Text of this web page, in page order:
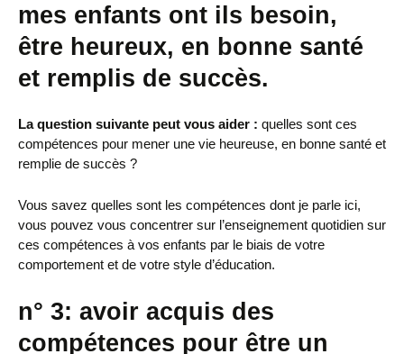
mes enfants ont ils besoin,
être heureux, en bonne santé
et remplis de succès.
La question suivante peut vous aider : quelles sont ces
compétences pour mener une vie heureuse, en bonne santé et
remplie de succès ?
Vous savez quelles sont les compétences dont je parle ici,
vous pouvez vous concentrer sur l’enseignement quotidien sur
ces compétences à vos enfants par le biais de votre
comportement et de votre style d’éducation.
n° 3: avoir acquis des
compétences pour être un